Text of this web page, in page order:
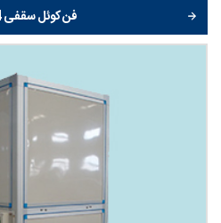
فن کوئل سقفی 4 طرفه